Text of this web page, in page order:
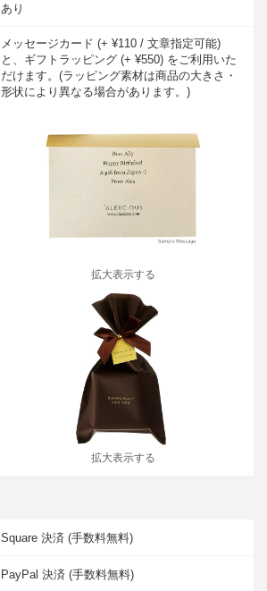
あり
メッセージカード (+ ¥110 / 文章指定可能)
と、ギフトラッピング (+ ¥550) をご利用いた
だけます。(ラッピング素材は商品の大きさ・
形状により異なる場合があります。)
拡大表示する
拡大表示する
Square 決済 (手数料無料)
PayPal 決済 (手数料無料)